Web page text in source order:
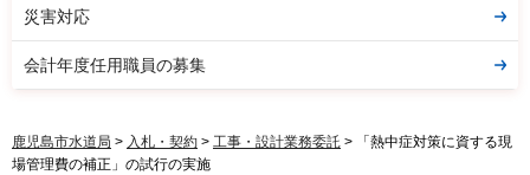
災害対応
会計年度任用職員の募集
鹿児島市水道局 > 入札・契約 > 工事・設計業務委託 > 「熱中症対策に資する現
場管理費の補正」の試行の実施